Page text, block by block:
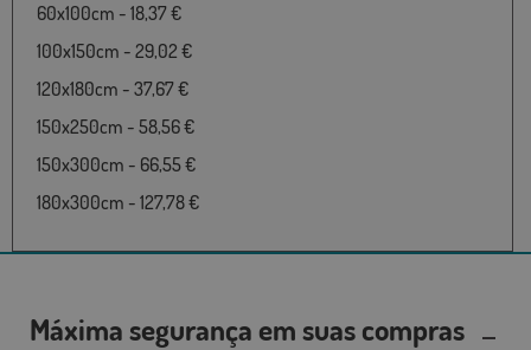
60x100cm - 18,37 €
100x150cm - 29,02 €
120x180cm - 37,67 €
150x250cm - 58,56 €
150x300cm - 66,55 €
180x300cm - 127,78 €
Máxima segurança em suas compras